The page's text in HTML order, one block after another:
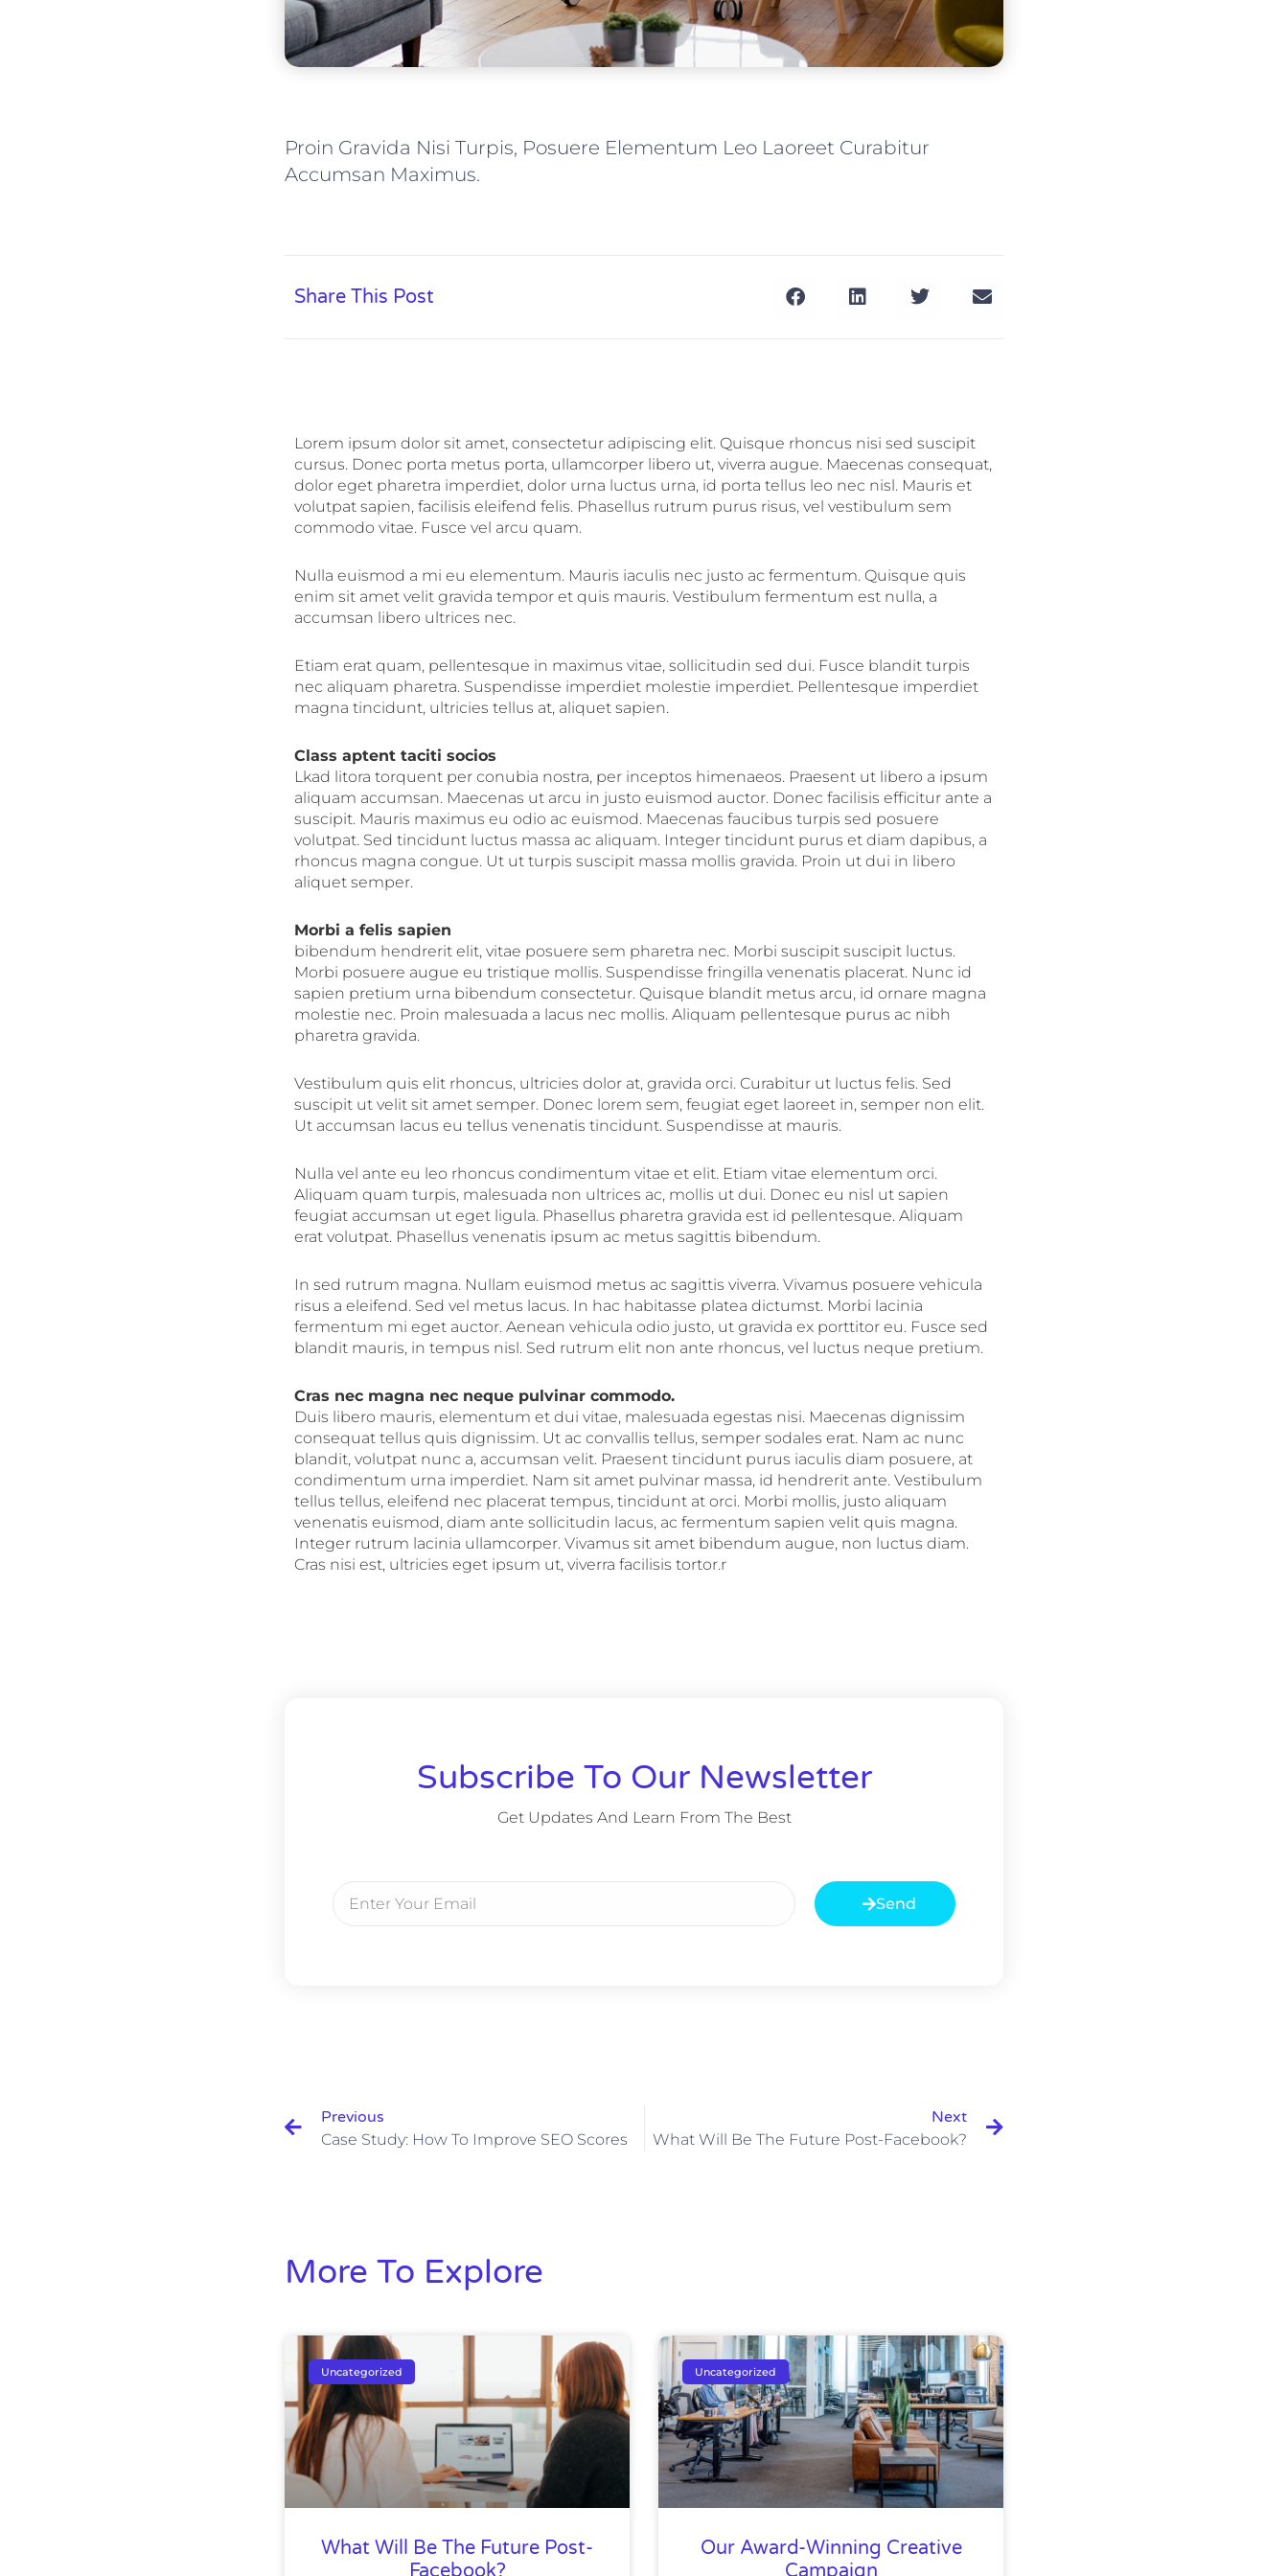
Proin Gravida Nisi Turpis, Posuere Elementum Leo Laoreet Curabitur
Accumsan Maximus.
Share This Post
Lorem ipsum dolor sit amet, consectetur adipiscing elit. Quisque rhoncus nisi sed suscipit
cursus. Donec porta metus porta, ullamcorper libero ut, viverra augue. Maecenas consequat,
dolor eget pharetra imperdiet, dolor urna luctus urna, id porta tellus leo nec nisl. Mauris et
volutpat sapien, facilisis eleifend felis. Phasellus rutrum purus risus, vel vestibulum sem
commodo vitae. Fusce vel arcu quam.
Nulla euismod a mi eu elementum. Mauris iaculis nec justo ac fermentum. Quisque quis
enim sit amet velit gravida tempor et quis mauris. Vestibulum fermentum est nulla, a
accumsan libero ultrices nec.
Etiam erat quam, pellentesque in maximus vitae, sollicitudin sed dui. Fusce blandit turpis
nec aliquam pharetra. Suspendisse imperdiet molestie imperdiet. Pellentesque imperdiet
magna tincidunt, ultricies tellus at, aliquet sapien.
Class aptent taciti socios
Lkad litora torquent per conubia nostra, per inceptos himenaeos. Praesent ut libero a ipsum
aliquam accumsan. Maecenas ut arcu in justo euismod auctor. Donec facilisis efficitur ante a
suscipit. Mauris maximus eu odio ac euismod. Maecenas faucibus turpis sed posuere
volutpat. Sed tincidunt luctus massa ac aliquam. Integer tincidunt purus et diam dapibus, a
rhoncus magna congue. Ut ut turpis suscipit massa mollis gravida. Proin ut dui in libero
aliquet semper.
Morbi a felis sapien
bibendum hendrerit elit, vitae posuere sem pharetra nec. Morbi suscipit suscipit luctus.
Morbi posuere augue eu tristique mollis. Suspendisse fringilla venenatis placerat. Nunc id
sapien pretium urna bibendum consectetur. Quisque blandit metus arcu, id ornare magna
molestie nec. Proin malesuada a lacus nec mollis. Aliquam pellentesque purus ac nibh
pharetra gravida.
Vestibulum quis elit rhoncus, ultricies dolor at, gravida orci. Curabitur ut luctus felis. Sed
suscipit ut velit sit amet semper. Donec lorem sem, feugiat eget laoreet in, semper non elit.
Ut accumsan lacus eu tellus venenatis tincidunt. Suspendisse at mauris.
Nulla vel ante eu leo rhoncus condimentum vitae et elit. Etiam vitae elementum orci.
Aliquam quam turpis, malesuada non ultrices ac, mollis ut dui. Donec eu nisl ut sapien
feugiat accumsan ut eget ligula. Phasellus pharetra gravida est id pellentesque. Aliquam
erat volutpat. Phasellus venenatis ipsum ac metus sagittis bibendum.
In sed rutrum magna. Nullam euismod metus ac sagittis viverra. Vivamus posuere vehicula
risus a eleifend. Sed vel metus lacus. In hac habitasse platea dictumst. Morbi lacinia
fermentum mi eget auctor. Aenean vehicula odio justo, ut gravida ex porttitor eu. Fusce sed
blandit mauris, in tempus nisl. Sed rutrum elit non ante rhoncus, vel luctus neque pretium.
Cras nec magna nec neque pulvinar commodo.
Duis libero mauris, elementum et dui vitae, malesuada egestas nisi. Maecenas dignissim
consequat tellus quis dignissim. Ut ac convallis tellus, semper sodales erat. Nam ac nunc
blandit, volutpat nunc a, accumsan velit. Praesent tincidunt purus iaculis diam posuere, at
condimentum urna imperdiet. Nam sit amet pulvinar massa, id hendrerit ante. Vestibulum
tellus tellus, eleifend nec placerat tempus, tincidunt at orci. Morbi mollis, justo aliquam
venenatis euismod, diam ante sollicitudin lacus, ac fermentum sapien velit quis magna.
Integer rutrum lacinia ullamcorper. Vivamus sit amet bibendum augue, non luctus diam.
Cras nisi est, ultricies eget ipsum ut, viverra facilisis tortor.r
Subscribe To Our Newsletter
Get Updates And Learn From The Best
Send
Previous
Case Study: How To Improve SEO Scores
Next
What Will Be The Future Post-Facebook?
More To Explore
Uncategorized
What Will Be The Future Post-
Facebook?
Uncategorized
Our Award-Winning Creative
Campaign